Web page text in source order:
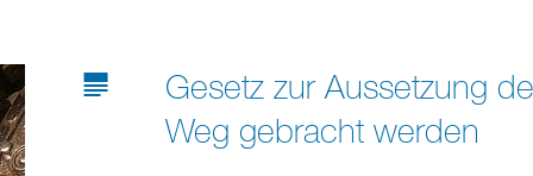
Gesetz zur Aussetzung
Weg gebracht werden